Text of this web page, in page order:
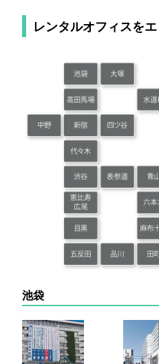
レンタルオフィスを
池袋